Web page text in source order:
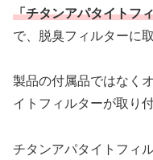
「チタンアパタイトフ
で、脱臭フィルターに
製品の付属品ではなく
イトフィルターが取り
チタンアパタイトフィ